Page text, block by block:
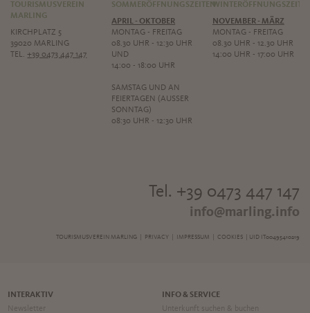
TOURISMUSVEREIN
MARLING
KIRCHPLATZ 5
39020 MARLING
TEL.+39 0473 447 147
SOMMERÖFFNUNGSZEITEN
APRIL - OKTOBER
MONTAG - FREITAG
08.30 UHR - 12:30 UHR
UND
14:00 - 18:00 UHR
SAMSTAG UND AN
FEIERTAGEN (AUSSER S
ONNTAG)
08:30 UHR - 12:30 UHR
NOVEMBER - MÄRZ
MONTAG - FREITAG
08.30 UHR - 12.30 UHR
14:00 UHR - 17:00 UHR
Tel. +39 0473 447 147
info@marling.info
TOURISMUSVEREIN MARLING | PRIVACY| IMPRESSUM COOKIES | UID IT00495410219
INTERAKTIV
Newsletter
INFO & SERVICE
Unterkunft suchen & buchen